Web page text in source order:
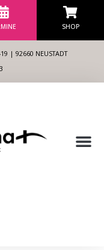
SHOP
| 92660 NEUSTADT